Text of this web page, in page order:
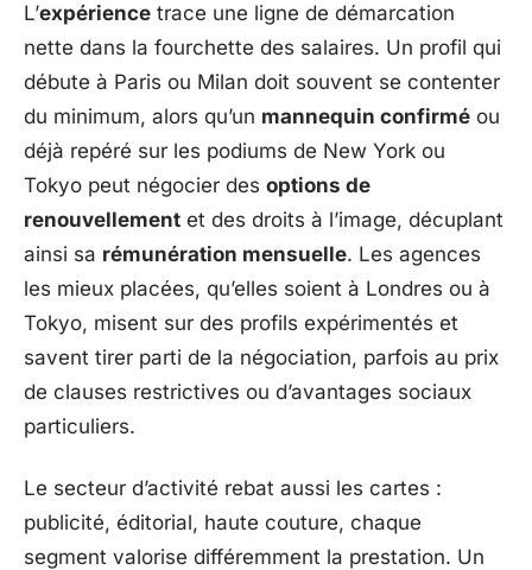
L’expérience trace une ligne de démarcation
nette dans la fourchette des salaires. Un profil qui
débute à Paris ou Milan doit souvent se contenter
du minimum, alors qu’un mannequin confirmé ou
déjà repéré sur les podiums de New York ou
Tokyo peut négocier des options de
renouvellement et des droits à l’image, décuplant
ainsi sa rémunération mensuelle. Les agences
les mieux placées, qu’elles soient à Londres ou à
Tokyo, misent sur des profils expérimentés et
savent tirer parti de la négociation, parfois au prix
de clauses restrictives ou d’avantages sociaux
particuliers.
Le secteur d’activité rebat aussi les cartes :
publicité, éditorial, haute couture, chaque
segment valorise différemment la prestation. Un